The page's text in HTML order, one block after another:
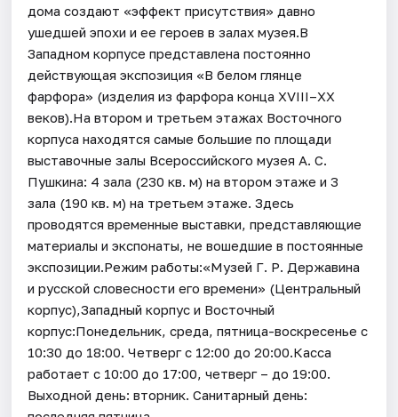
дома создают «эффект присутствия» давно
ушедшей эпохи и ее героев в залах музея.В
Западном корпусе представлена постоянно
действующая экспозиция «В белом глянце
фарфора» (изделия из фарфора конца XVIII–ХХ
веков).На втором и третьем этажах Восточного
корпуса находятся самые большие по площади
выставочные залы Всероссийского музея А. С.
Пушкина: 4 зала (230 кв. м) на втором этаже и 3
зала (190 кв. м) на третьем этаже. Здесь
проводятся временные выставки, представляющие
материалы и экспонаты, не вошедшие в постоянные
экспозиции.Режим работы:«Музей Г. Р. Державина
и русской словесности его времени» (Центральный
корпус),Западный корпус и Восточный
корпус:Понедельник, среда, пятница-воскресенье с
10:30 до 18:00. Четверг с 12:00 до 20:00.Касса
работает с 10:00 до 17:00, четверг – до 19:00.
Выходной день: вторник. Санитарный день: